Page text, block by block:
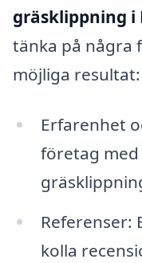
gräsklippning i
tänka på några
möjliga resultat:
Erfarenhet
företag
Referenser:
kolla